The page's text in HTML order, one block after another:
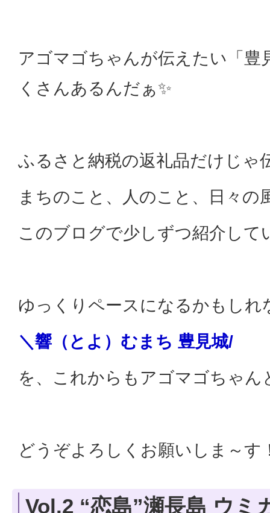
アゴマゴちゃんが伝えたい「豊
くさんあるんだぁ✨
ふるさと納税の返礼品だけじゃ
まちのこと、人のこと、日々の
このブログで少しずつ紹介して
ゆっくりペースになるかもしれ
＼響（とよ）むまち 豊見城/
を、これからもアゴマゴちゃん
どうぞよろしくお願いしま～す
Vol.2 “恋島”瀬長島 ウミ